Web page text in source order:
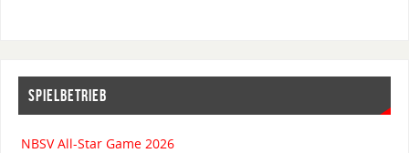
SPIELBETRIEB
NBSV All-Star Game 2026